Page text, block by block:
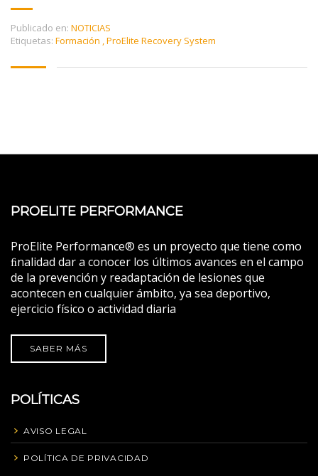
Publicado en: NOTICIAS
Etiquetas: Formación ,ProElite Recovery System
PROELITE PERFORMANCE
ProElite Performance® es un proyecto que tiene como
ﬁnalidad dar a conocer los últimos avances en el campo
de la prevención y readaptación de lesiones que
acontecen en cualquier ámbito, ya sea deportivo,
ejercicio físico o actividad diaria
SABER MÁS
POLÍTICAS
AVISO LEGAL
POLÍTICA DE PRIVACIDAD